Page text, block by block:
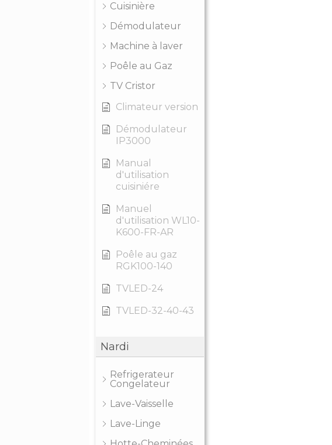
Cuisinière
Démodulateur
Machine à laver
Poêle au Gaz
TV Cristor
Climateur version
Démodulateur
IP3000
Manual
d'utilisation
cuisiniére
Manuel
d'utilisation WL10-
K600-FR-AR
Poêle au gaz
RGK100-140
TVLED-24
TVLED-32-40-43
Nardi
Refrigerateur
Congelateur
Lave-Vaisselle
Lave-Linge